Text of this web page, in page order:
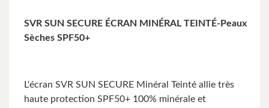
SVR SUN SECURE ÉCRAN MINÉRAL TEINTÉ-Peaux
Sèches SPF50+
L'écran SVR SUN SECURE Minéral Teinté allie très
haute protection SPF50+ 100% minérale et